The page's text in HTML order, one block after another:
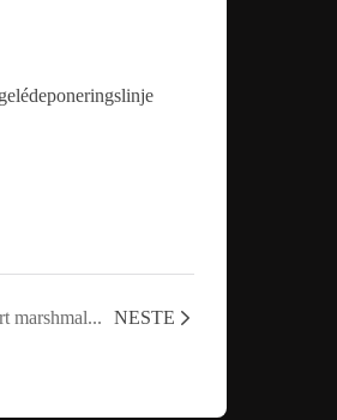
Saudi-Arabia EM50 firefarget vri ekstrudert marshmallow produksjonslinje fabrikk NESTE